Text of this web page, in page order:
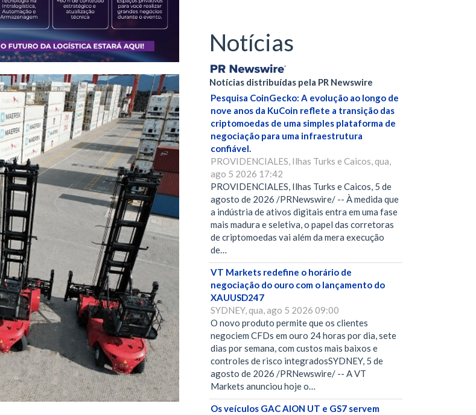
Notícias
Notícias distribuídas pela PR Newswire
Pesquisa CoinGecko: A evolução ao longo de
nove anos da KuCoin reflete a transição das
criptomoedas de uma simples plataforma de
negociação para uma infraestrutura
confiável.
PROVIDENCIALES, Ilhas Turks e Caicos, qua,
ago 5 2026 17:42
PROVIDENCIALES, Ilhas Turks e Caicos, 5 de
agosto de 2026 /PRNewswire/ -- À medida que
a indústria de ativos digitais entra em uma fase
mais madura e seletiva, o papel das corretoras
de criptomoedas vai além da mera execução
de…
VT Markets redefine o horário de
negociação do ouro com o lançamento do
XAUUSD247
SYDNEY, qua, ago 5 2026 09:00
O novo produto permite que os clientes
negociem CFDs em ouro 24 horas por dia, sete
dias por semana, com custos mais baixos e
controles de risco integradosSYDNEY, 5 de
agosto de 2026 /PRNewswire/ -- A VT
Markets anunciou hoje o…
Os veículos GAC AION UT e GS7 servem